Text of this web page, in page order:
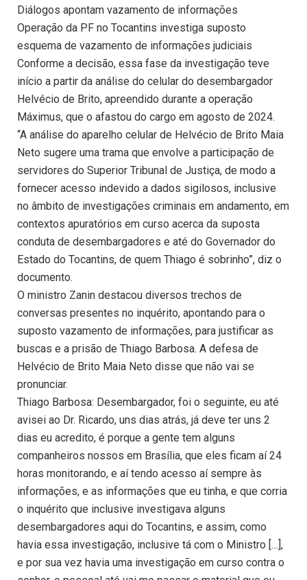
Diálogos apontam vazamento de informações
Operação da PF no Tocantins investiga suposto
esquema de vazamento de informações judiciais
Conforme a decisão, essa fase da investigação teve
início a partir da análise do celular do desembargador
Helvécio de Brito, apreendido durante a operação
Máximus, que o afastou do cargo em agosto de 2024.
“A análise do aparelho celular de Helvécio de Brito Maia
Neto sugere uma trama que envolve a participação de
servidores do Superior Tribunal de Justiça, de modo a
fornecer acesso indevido a dados sigilosos, inclusive
no âmbito de investigações criminais em andamento, em
contextos apuratórios em curso acerca da suposta
conduta de desembargadores e até do Governador do
Estado do Tocantins, de quem Thiago é sobrinho”, diz o
documento.
O ministro Zanin destacou diversos trechos de
conversas presentes no inquérito, apontando para o
suposto vazamento de informações, para justificar as
buscas e a prisão de Thiago Barbosa. A defesa de
Helvécio de Brito Maia Neto disse que não vai se
pronunciar.
Thiago Barbosa: Desembargador, foi o seguinte, eu até
avisei ao Dr. Ricardo, uns dias atrás, já deve ter uns 2
dias eu acredito, é porque a gente tem alguns
companheiros nossos em Brasília, que eles ficam aí 24
horas monitorando, e aí tendo acesso aí sempre às
informações, e as informações que eu tinha, e que corria
o inquérito que inclusive investigava alguns
desembargadores aqui do Tocantins, e assim, como
havia essa investigação, inclusive tá com o Ministro […],
e por sua vez havia uma investigação em curso contra o